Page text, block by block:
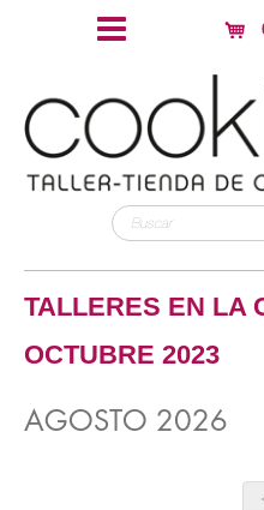
TALLERES EN LA
OCTUBRE 2023
AGOSTO 2026